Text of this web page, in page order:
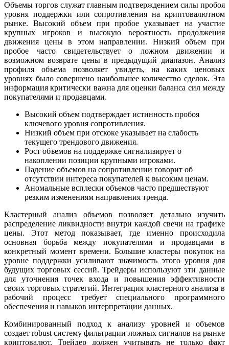
Объемы торгов служат главным подтверждением силы пробоя
уровня поддержки или сопротивления на криптовалютном
рынке. Высокий объем при пробое указывает на участие
крупных игроков и высокую вероятность продолжения
движения цены в этом направлении. Низкий объем при
пробое часто свидетельствует о ложном движении и
возможном возврате цены в предыдущий диапазон. Анализ
профиля объема позволяет увидеть, на каких ценовых
уровнях было совершено наибольшее количество сделок. Эта
информация критически важна для оценки баланса сил между
покупателями и продавцами.
Высокий объем подтверждает истинность пробоя
ключевого уровня сопротивления.
Низкий объем при отскоке указывает на слабость
текущего трендового движения.
Рост объемов на поддержке сигнализирует о
накоплении позиции крупными игроками.
Падение объемов на сопротивлении говорит об
отсутствии интереса покупателей к высоким ценам.
Аномальные всплески объемов часто предшествуют
резким изменениям направления тренда.
Кластерный анализ объемов позволяет детально изучить
распределение ликвидности внутри каждой свечи на графике
цены. Этот метод показывает, где именно происходила
основная борьба между покупателями и продавцами в
конкретный момент времени. Большие кластеры покупок на
уровне поддержки усиливают значимость этого уровня для
будущих торговых сессий. Трейдеры используют эти данные
для уточнения точек входа и повышения эффективности
своих торговых стратегий. Интеграция кластерного анализа в
рабочий процесс требует специального программного
обеспечения и навыков интерпретации данных.
Комбинированный подход к анализу уровней и объемов
создает robust систему фильтрации ложных сигналов на рынке
криптовалют. Трейдер должен учитывать не только факт